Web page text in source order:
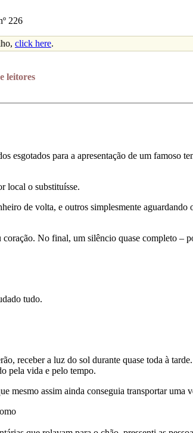
226
click here.
leitores
esgotados para a apresentação de um famoso
local o substituísse.
de volta, e outros simplesmente
No final, um silêncio quase completo –
tudo.
receber a luz do sol durante quase toda à
pela vida e pelo tempo.
mesmo assim ainda conseguia transportar uma